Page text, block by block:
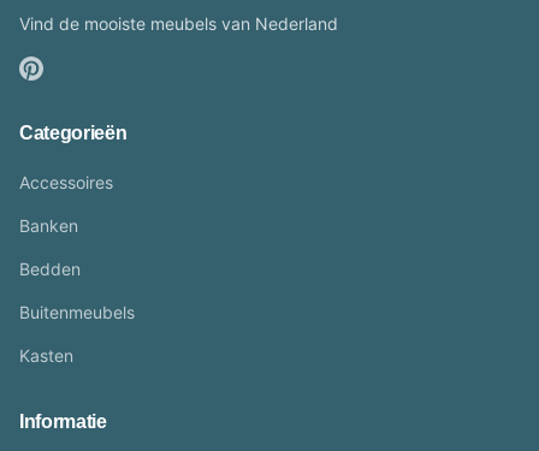
Vind de mooiste meubels van Nederland
Categorieën
Accessoires
Banken
Bedden
Buitenmeubels
Kasten
Informatie